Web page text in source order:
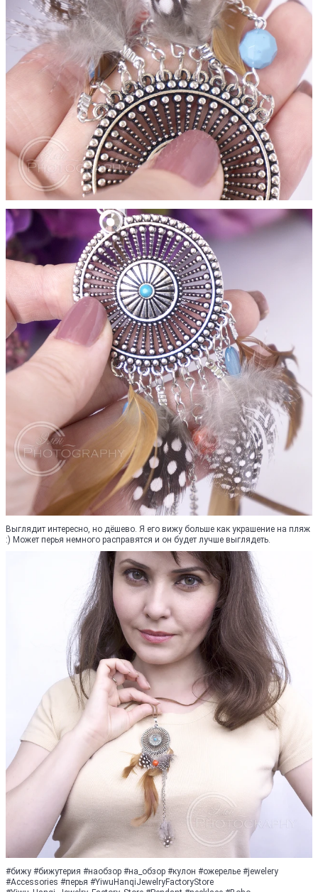
Выглядит интересно, но дёшево. Я его вижу больше как украшение на пляж
:) Может перья немного расправятся и он будет лучше выглядеть.
#бижу #бижутерия #наобзор #на_обзор #кулон #ожерелье #jewelery
#Accessories #перья #YiwuHanqiJewelryFactoryStore